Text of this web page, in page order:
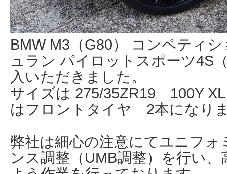
BMW M3（G80） コンペティ
ュラン パイロットスポーツ4S
入いただきました。
サイズは 275/35ZR19 100Y
はフロントタイヤ 2本になり
弊社は細心の注意にてユニフ
ンス調整（UMB調整）を行い